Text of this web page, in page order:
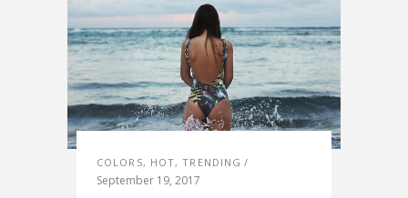
COLORS, HOT,TRENDING
September 19, 2017